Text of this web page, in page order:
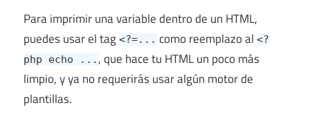
Para imprimir una variable dentro de un HTML,
puedes usar el tag <?=... como reemplazo al <?
php echo ... , que hace tu HTML un poco más
limpio, y ya no requerirás usar algún motor de
plantillas.